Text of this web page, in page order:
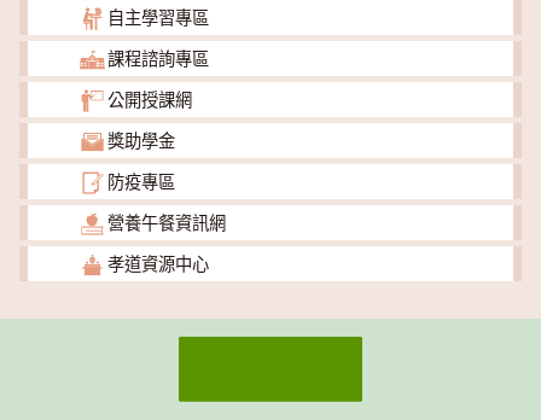
自主學習專區
課程諮詢專區
公開授課網
獎助學金
防疫專區
營養午餐資訊網
孝道資源中心